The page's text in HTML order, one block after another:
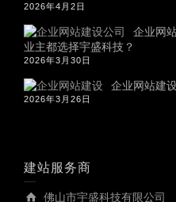
2026年4月2日
企业网
业主都选择宇盛科技？
2026年3月30日
企业网站建
2026年3月26日
建站服务商
佛山市宇盛科技有限公司